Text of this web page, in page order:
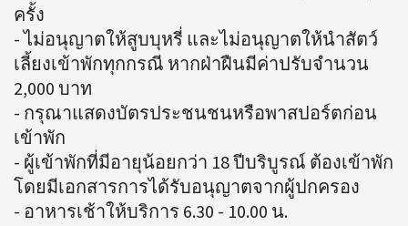
ครั้ง
- ไม่อนุญาตให้สูบบุหรี่ และไม่อนุญาตให้นำสัตว์
เลี้ยงเข้าพักทุกกรณี หากฝ่าฝืนมีค่าปรับจำนวน
2,000 บาท
- กรุณาแสดงบัตรประชนชนหรือพาสปอร์ตก่อน
เข้าพัก
- ผู้เข้าพักที่มีอายุน้อยกว่า 18 ปีบริบูรณ์ ต้องเข้าพัก
โดยมีเอกสารการได้รับอนุญาตจากผู้ปกครอง
- อาหารเช้าให้บริการ 6.30 - 10.00 น.